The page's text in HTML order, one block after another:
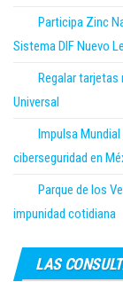
Participa Zinc
Sistema DIF Nuevo
Regalar tarjetas
Universal
Impulsa
ciberseguridad en
Parque de los
impunidad cotidiana
LAS